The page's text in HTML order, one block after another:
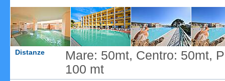
Distanze
Mare: 50mt, Centro: 50mt,
100 mt